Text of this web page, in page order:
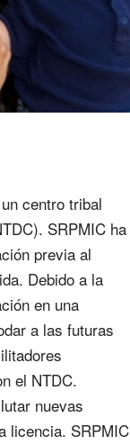
centro tribal
SRPMIC ha
previa al
Debido a la
en una
a las futuras
el NTDC.
nuevas
licencia. SRPMIC